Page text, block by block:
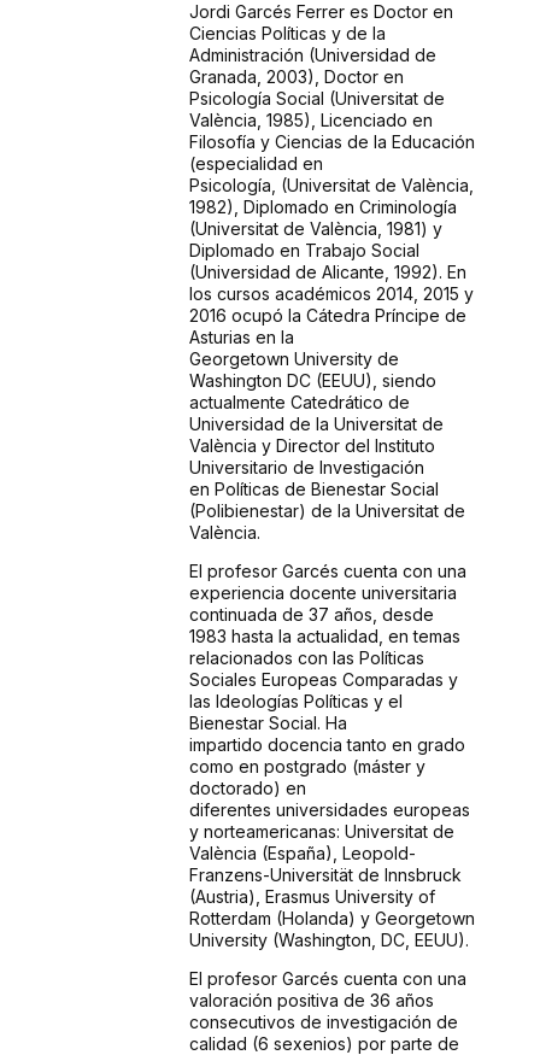
Jordi Garcés Ferrer es Doctor en
Ciencias Políticas y de la
Administración (Universidad de
Granada, 2003), Doctor en
Psicología Social (Universitat de
València, 1985), Licenciado en
Filosofía y Ciencias de la Educación
(especialidad en
Psicología, (Universitat de València,
1982), Diplomado en Criminología
(Universitat de València, 1981) y
Diplomado en Trabajo Social
(Universidad de Alicante, 1992). En
los cursos académicos 2014, 2015 y
2016 ocupó la Cátedra Príncipe de
Asturias en la
Georgetown University de
Washington DC (EEUU), siendo
actualmente Catedrático de
Universidad de la Universitat de
València y Director del Instituto
Universitario de Investigación
en Políticas de Bienestar Social
(Polibienestar) de la Universitat de
València.
El profesor Garcés cuenta con una
experiencia docente universitaria
continuada de 37 años, desde
1983 hasta la actualidad, en temas
relacionados con las Políticas
Sociales Europeas Comparadas y
las Ideologías Políticas y el
Bienestar Social. Ha
impartido docencia tanto en grado
como en postgrado (máster y
doctorado) en
diferentes universidades europeas
y norteamericanas: Universitat de
València (España), Leopold-
Franzens-Universität de Innsbruck
(Austria), Erasmus University of
Rotterdam (Holanda) y Georgetown
University (Washington, DC, EEUU).
El profesor Garcés cuenta con una
valoración positiva de 36 años
consecutivos de investigación de
calidad (6 sexenios) por parte de